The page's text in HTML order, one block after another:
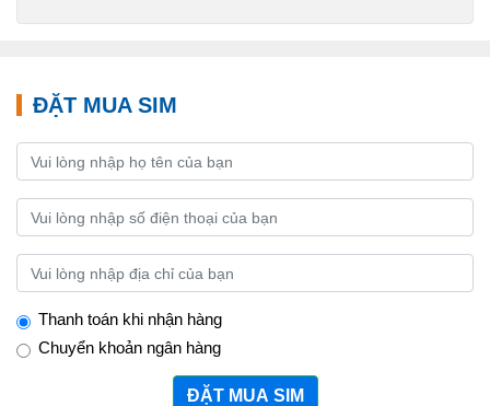
ĐẶT MUA SIM
Thanh toán khi nhận hàng
Chuyển khoản ngân hàng
ĐẶT MUA SIM